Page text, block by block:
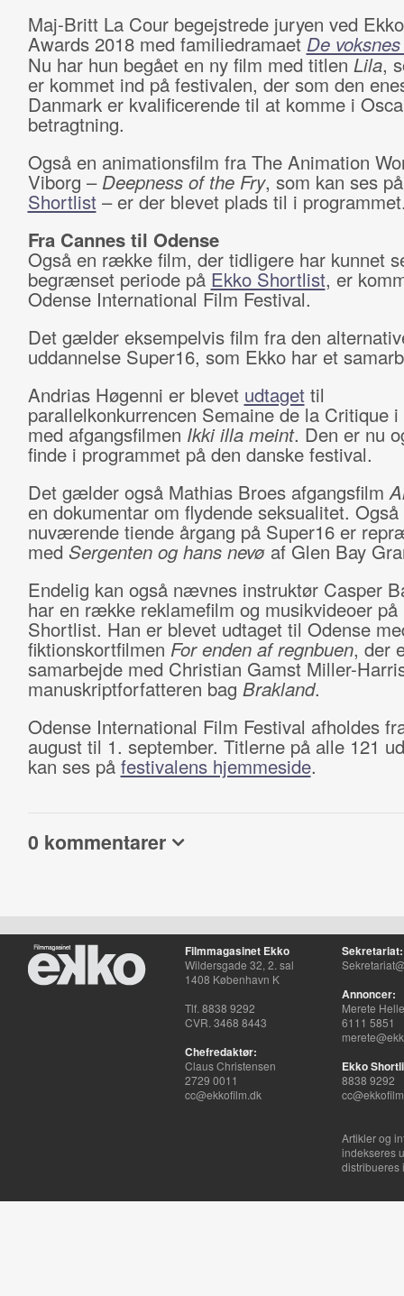
Maj-Britt La Cour begejstrede juryen ved
Awards 2018 med familiedramaet De
Nu har hun begået en ny film med titlen Lila,
er kommet ind på festivalen, der som den
Danmark er kvalificerende til at komme i
betragtning.
Også en animationsfilm fra The Animation
Viborg – Deepness of the Fry, som kan ses
Shortlist– er der blevet plads til i
Fra Cannes til Odense
Også en række film, der tidligere har kunnet
begrænset periode på Ekko Shortlist, er
Odense International Film Festival.
Det gælder eksempelvis film fra den
uddannelse Super16, som Ekko har et
Andrias Høgenni er blevet udtagettil
parallelkonkurrencen Semaine de la Critique i
med afgangsfilmen Ikki illa meint. Den er nu
finde i programmet på den danske festival.
Det gælder også Mathias Broes afgangsfilm
en dokumentar om flydende seksualitet. Også
nuværende tiende årgang på Super16 er
med Sergenten og hans nevøaf Glen Bay
Endelig kan også nævnes instruktør Casper
har en række reklamefilm og musikvideoer på
Shortlist. Han er blevet udtaget til Odense
fiktionskortfilmen For enden af regnbuen, der
samarbejde med Christian Gamst Miller-
manuskriptforfatteren bag Brakland.
Odense International Film Festival afholdes
august til 1. september. Titlerne på alle 121
kan ses på festivalens hjemmeside.
0 kommentarer
Filmmagasinet Ekko
Wildersgade 32, 2. sal
1408 København K
Tlf. 8838 9292
CVR. 3468 8443
Chefredaktør:
Claus Christensen
2729 0011
cc@ekkofilm.dk
Sekretariat:
Annoncer:
Merete
6111 5851
Ekko
8838 9292
Artikler og
indekseres
distribueres